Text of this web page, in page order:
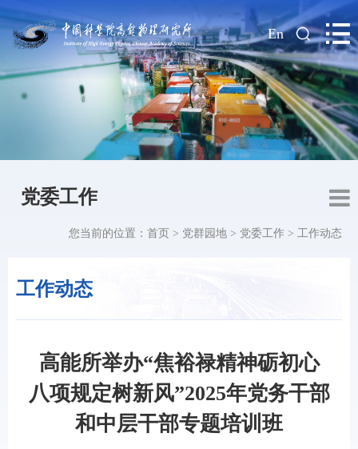
| En
党委工作
工作动态
您当前的位置： 首页 > 党群园地 > 党委工作 > 工作动态
高能所举办“焦裕禄精神砺初心
八项规定树新风”2025年党务干部
和中层干部专题培训班